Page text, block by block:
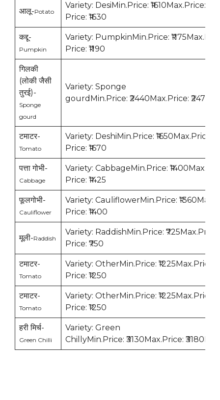
आलू-Potato
Variety: DesiMin.Price: ₹1610Max.Price:
Price: ₹1630
कद्दू-
Pumpkin
Variety: PumpkinMin.Price:
Price: ₹1190
गिलकी
(लोकी जैसी
तुरई)-
Sponge
gourd
Variety: Sponge
gourdMin.Price: ₹2440Max.Price:
टमाटर-
Tomato
Variety: DeshiMin.Price: ₹1650Max.Price:
Price: ₹1670
पत्ता गोभी-
Cabbage
Variety: CabbageMin.Price:
Price: ₹1425
फूलगोभी-
Cauliflower
Variety: CauliflowerMin.Price:
Price: ₹1400
मूली-Raddish
Variety: RaddishMin.Price:
Price: ₹750
टमाटर-
Tomato
Variety: OtherMin.Price: ₹1225Max.Price:
Price: ₹1250
टमाटर-
Tomato
Variety: OtherMin.Price: ₹1225Max.Price:
Price: ₹1250
हरी मिर्च-
Green Chilli
Variety: Green
ChillyMin.Price: ₹3130Max.Price: